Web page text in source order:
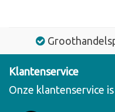
moeite hebben met
Klantenservice
Onze klantenservice is